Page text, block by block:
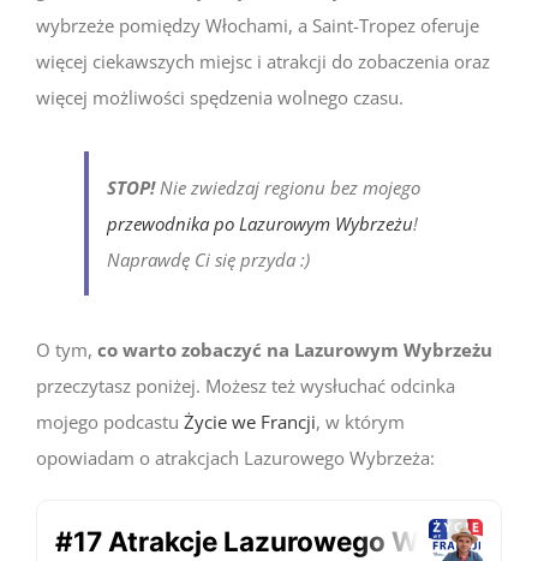
wybrzeże pomiędzy Włochami, a Saint-Tropez oferuje
więcej ciekawszych miejsc i atrakcji do zobaczenia oraz
więcej możliwości spędzenia wolnego czasu.
STOP!Nie zwiedzaj regionu bez mojego
przewodnika po Lazurowym Wybrzeżu!
Naprawdę Ci się przyda :)
O tym, co warto zobaczyć na Lazurowym Wybrzeżu
przeczytasz poniżej. Możesz też wysłuchać odcinka
mojego podcastu Życie we Francji, w którym
opowiadam o atrakcjach Lazurowego Wybrzeża: